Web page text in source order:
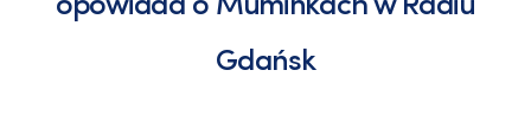
opowiada o Muminkach w Radiu
Gdańsk